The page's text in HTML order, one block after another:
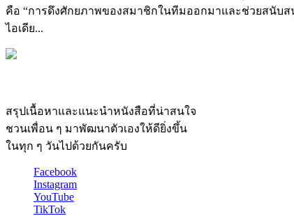
คือ “การดึงศักยภาพของสมาชิกในทีมออกมาและช่วยสนับ
ไอเดีย...
สรุปเนื้อหาและแนะนำหนังสือที่น่าสนใจ
ชวนเพื่อน ๆ มาพัฒนาตัวเองให้ดียิ่งขึ้น
ในทุก ๆ วันไปด้วยกันครับ
Facebook
Instagram
YouTube
TikTok